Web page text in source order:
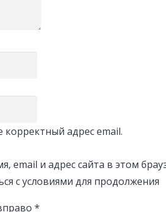
корректный адрес email.
email и адрес сайта в этом
с условиями для продолжения
*